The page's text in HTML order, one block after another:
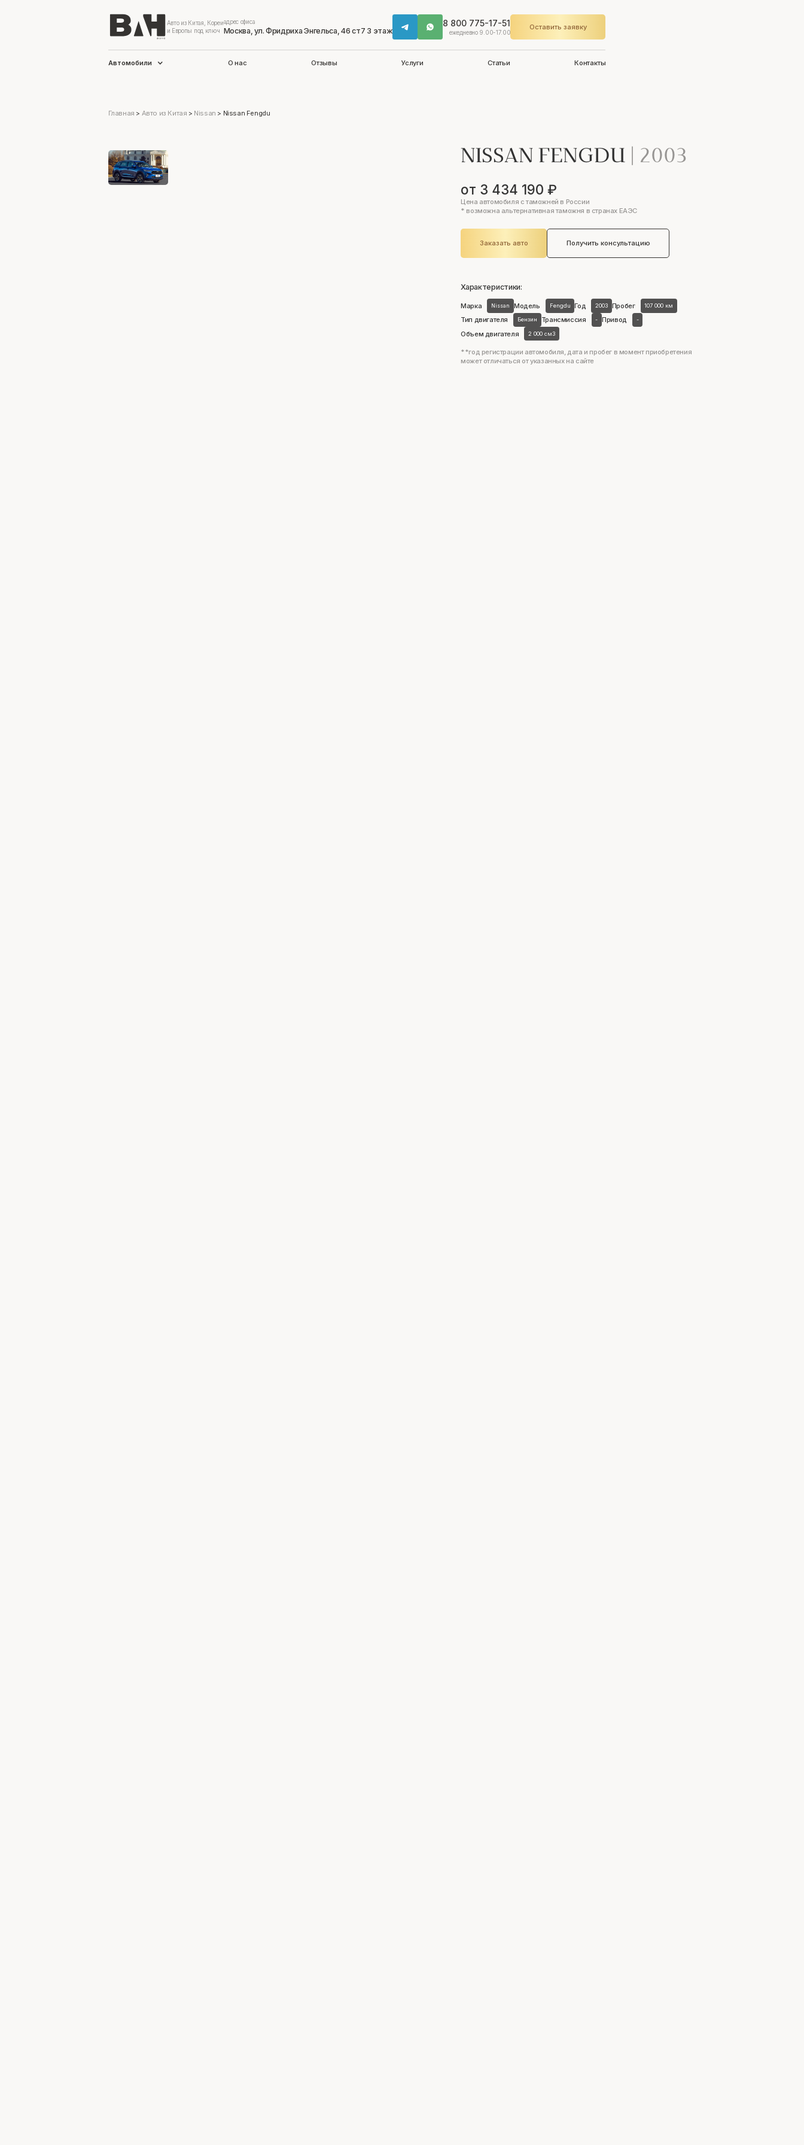
Авто из Китая, Кореи
и Европы под ключ
адрес офиса
Москва, ул. Фридриха Энгельса, 46 ст7 3 этаж
8 800 775-17-51
ежедневно 9.00-17.00
Оставить заявку
Автомобили О нас Отзывы Услуги Статьи Контакты
Главная > Авто из Китая > Nissan > Nissan Fengdu
NISSAN FENGDU | 2003
от 3 434 190 ₽
Цена автомобиля с таможней в России
* возможна альтернативная таможня в странах ЕАЭС
Заказать авто Получить консультацию
Характеристики:
Марка Nissan Модель Fengdu Год 2003 Пробег 107 000 км
Тип двигателя Бензин Трансмиссия - Привод -
Объем двигателя 2 000 см3
**год регистрации автомобиля, дата и пробег в момент приобретения
может отличаться от указанных на сайте